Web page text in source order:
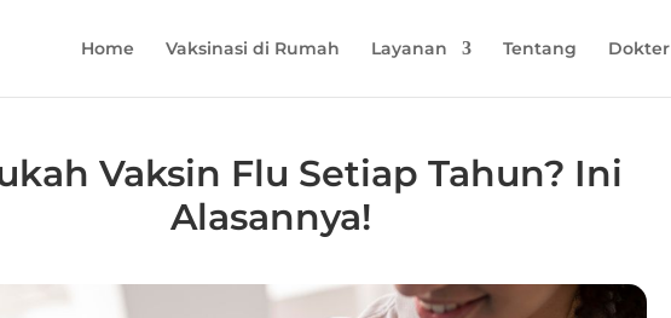
Home Vaksinasi di Rumah Layanan Tentang Dokter
Vaksin Flu Setiap Tahun? Ini
Alasannya!